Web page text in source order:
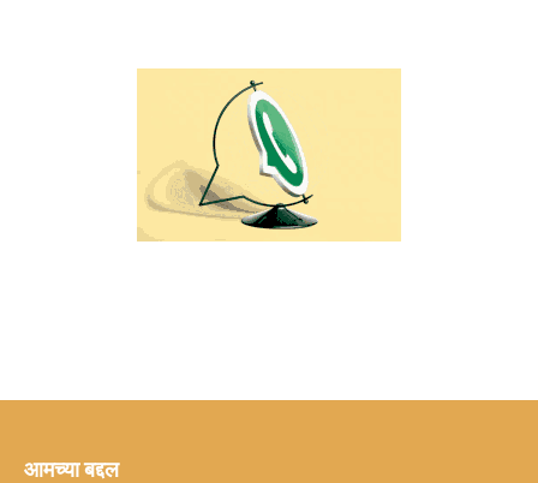
आमच्या बद्दल